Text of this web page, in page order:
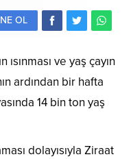
OL
ve yaş çayın
ardından bir hafta
14 bin ton yaş
dolayısıyla Ziraat